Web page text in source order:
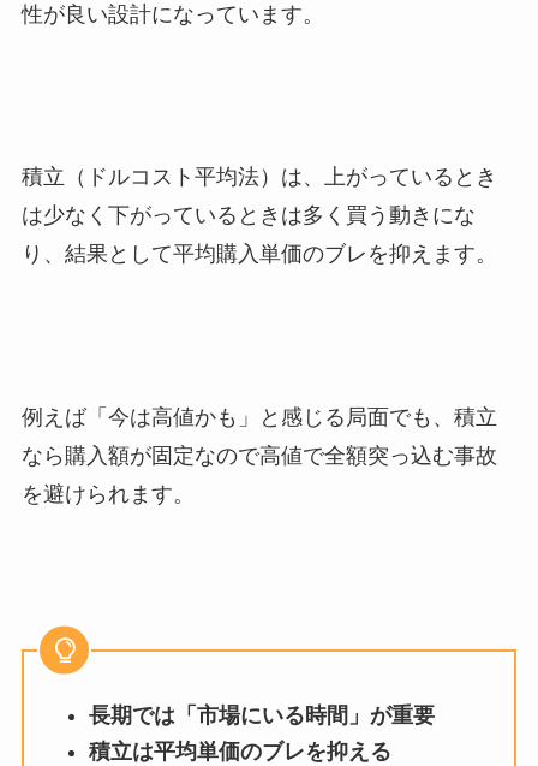
性が良い設計になっています。
積立（ドルコスト平均法）は、上がっているとき
は少なく下がっているときは多く買う動きにな
り、結果として平均購入単価のブレを抑えます。
例えば「今は高値かも」と感じる局面でも、積立
なら購入額が固定なので高値で全額突っ込む事故
を避けられます。
長期では「市場にいる時間」が重要
積立は平均単価のブレを抑える